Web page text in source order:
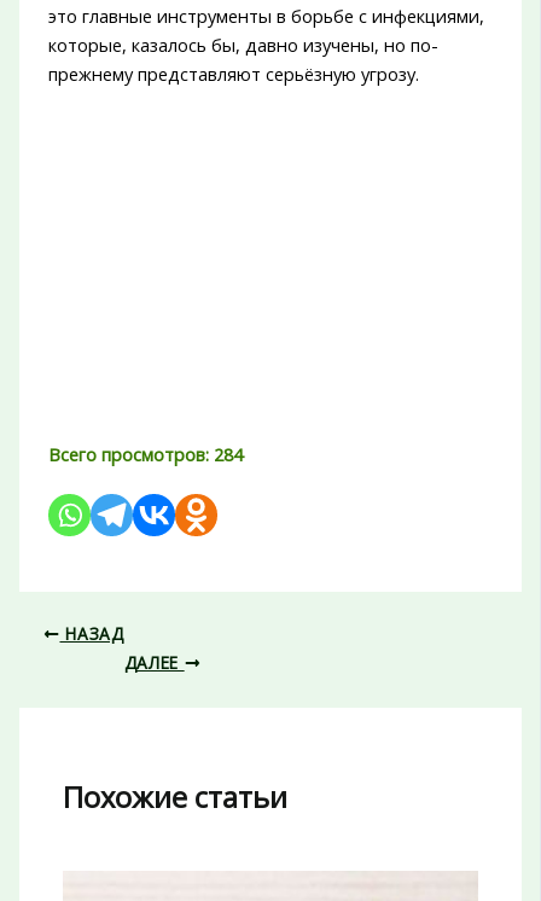
это главные инструменты в борьбе с инфекциями,
которые, казалось бы, давно изучены, но по-
прежнему представляют серьёзную угрозу.
Всего просмотров: 284
НАЗАД
ДАЛЕЕ
Похожие статьи